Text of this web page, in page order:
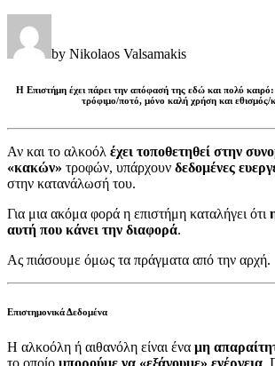
by Nikolaos Valsamakis
Η Επιστήμη έχει πάρει την απόφασή της εδώ και πολύ
τρόφιμο/ποτό, μόνο καλή χρήση και εθισμός/
Αν και το αλκοόλ έχει τοποθετηθεί στην
«κακών» τροφών, υπάρχουν δεδομένες
στην κατανάλωσή του.
Για μια ακόμα φορά η επιστήμη καταλήγει ότι
αυτή που κάνει την διαφορά.
Ας πιάσουμε όμως τα πράγματα από την αρχή.
Επιστημονικά Δεδομένα
Η αλκοόλη ή αιθανόλη είναι ένα μη
το οποίο μπορούμε να «εξάγουμε» ενέργεια .